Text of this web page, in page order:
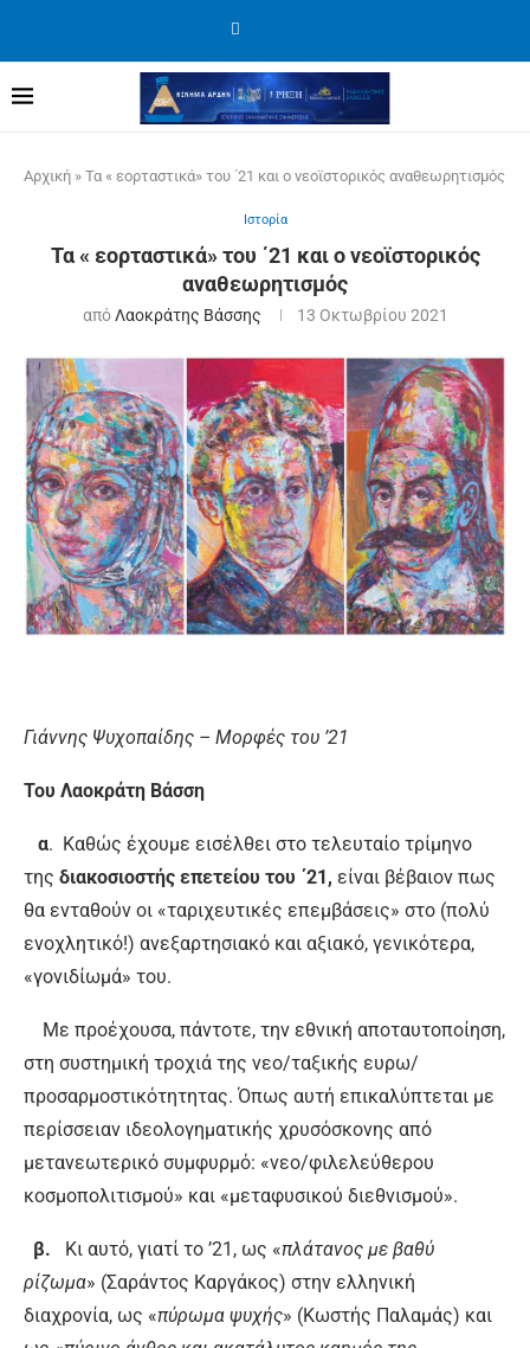
Αρχική » Τα « εορταστικά» του ΄21 και ο νεοϊστορικός αναθεωρητισμός
Ιστορία
Τα « εορταστικά» του ΄21 και ο νεοϊστορικός
αναθεωρητισμός
απόΛαοκράτης Βάσσης 13 Οκτωβρίου 2021
Γιάννης Ψυχοπαίδης – Μορφές του ’21
Του Λαοκράτη Βάσση
α. Καθώς έχουμε εισέλθει στο τελευταίο τρίμηνο
της διακοσιοστής επετείου του ΄21, είναι βέβαιον πως
θα ενταθούν οι «ταριχευτικές επεμβάσεις» στο (πολύ
ενοχλητικό!) ανεξαρτησιακό και αξιακό, γενικότερα,
«γονιδίωμά» του.
Με προέχουσα, πάντοτε, την εθνική αποταυτοποίηση,
στη συστημική τροχιά της νεο/ταξικής ευρω/
προσαρμοστικότητητας. Όπως αυτή επικαλύπτεται με
περίσσειαν ιδεολογηματικής χρυσόσκονης από
μετανεωτερικό συμφυρμό: «νεο/φιλελεύθερου
κοσμοπολιτισμού» και «μεταφυσικού διεθνισμού».
β. Κι αυτό, γιατί το ’21, ως «πλάτανος με βαθύ
ρίζωμα» (Σαράντος Καργάκος) στην ελληνική
διαχρονία, ως «πύρωμα ψυχής» (Κωστής Παλαμάς) και